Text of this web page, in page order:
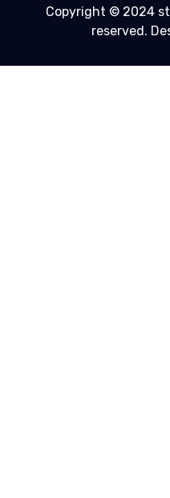
Copyright © 2024
reserved.